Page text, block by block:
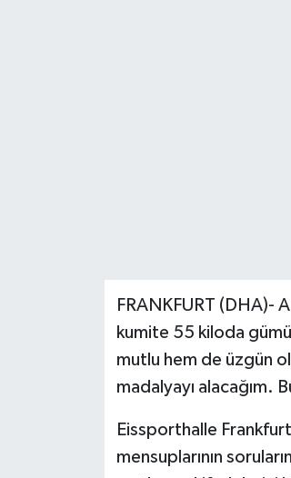
FRANKFURT (DHA)-
kumite 55 kiloda
mutlu hem de üzgün
madalyayı alacağım.
Eissporthalle
mensuplarının